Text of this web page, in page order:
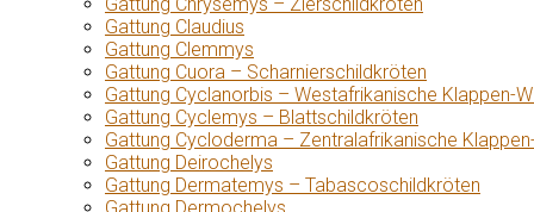
Gattung Claudius
Gattung Clemmys
Gattung Cuora – Scharnierschildkröten
Gattung Cyclanorbis – Westafrikanische Klappen-
Gattung Cyclemys – Blattschildkröten
Gattung Cycloderma – Zentralafrikanische
Gattung Deirochelys
Gattung Dermatemys – Tabascoschildkröten